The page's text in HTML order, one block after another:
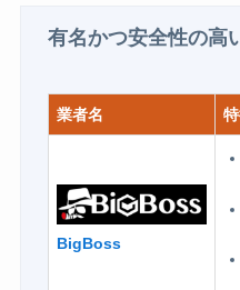
有名かつ安全性の高
業者名
BigBoss